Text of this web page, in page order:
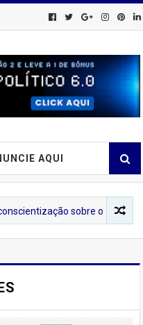
AQUI
sobre o combate à violência